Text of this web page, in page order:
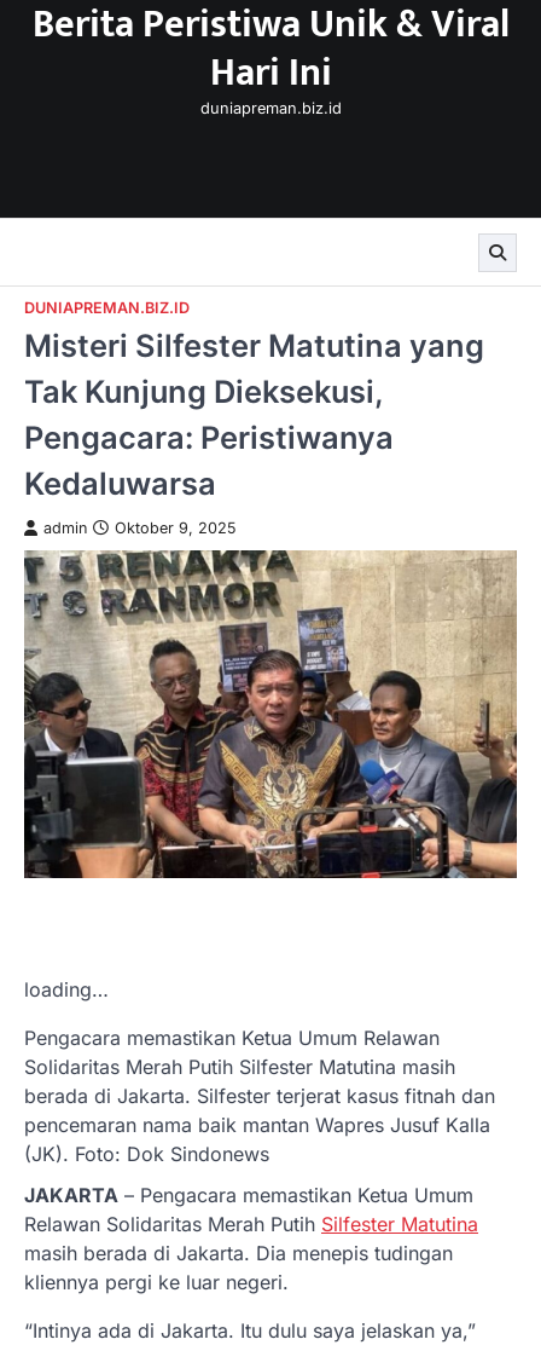
SkipBerita Peristiwa Unik & Viral
Hari Ini
duniapreman.biz.id
DUNIAPREMAN.BIZ.ID
Misteri Silfester Matutina yang
Tak Kunjung Dieksekusi,
Pengacara: Peristiwanya
Kedaluwarsa
admin Oktober 9, 2025
loading…
Pengacara memastikan Ketua Umum Relawan
Solidaritas Merah Putih Silfester Matutina masih
berada di Jakarta. Silfester terjerat kasus fitnah dan
pencemaran nama baik mantan Wapres Jusuf Kalla
(JK). Foto: Dok Sindonews
JAKARTA – Pengacara memastikan Ketua Umum
Relawan Solidaritas Merah Putih Silfester Matutina
masih berada di Jakarta. Dia menepis tudingan
kliennya pergi ke luar negeri.
“Intinya ada di Jakarta. Itu dulu saya jelaskan ya,”